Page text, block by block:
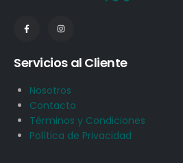
Servicios al Cliente
Nosotros
Contacto
Términos y Condiciones
Política de Privacidad